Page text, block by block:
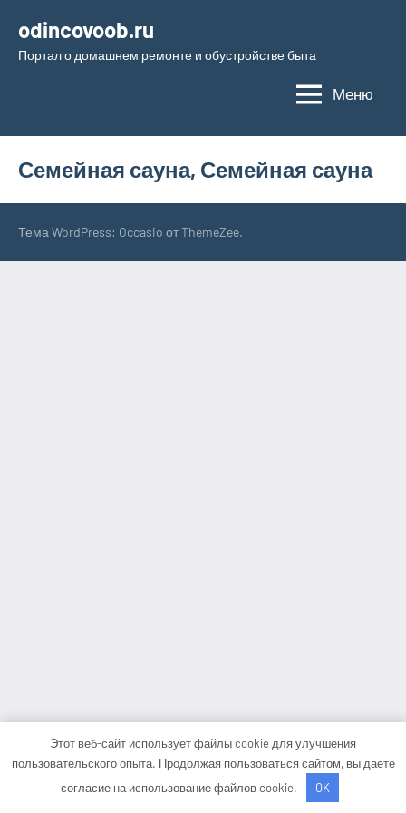
содержимому
odincovoob.ru
Портал о домашнем ремонте и обустройстве быта
Меню
Семейная сауна, Семейная сауна
Тема WordPress: Occasio от ThemeZee.
Этот веб-сайт использует файлы cookie для улучшения
пользовательского опыта. Продолжая пользоваться сайтом, вы даете
согласие на использование файлов cookie.
OK